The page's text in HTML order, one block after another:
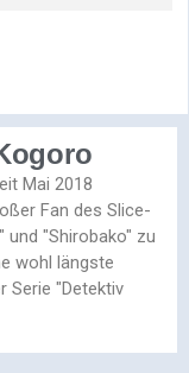
Mai 2018
Fan des Slice-
und "Shirobako" zu
wohl längste
Serie "Detektiv